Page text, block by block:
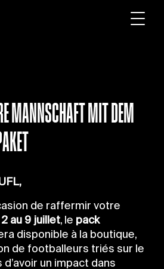
MANNSCHAFT MIT DEM
de raffermir votre
2 au 9 juillet, le pack
disponible à la boutique,
de footballeurs triés sur le
un impact dans